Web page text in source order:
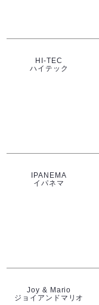
HI-TEC
ハイテック
IPANEMA
イパネマ
Joy & Mario
ジョイアンドマリオ